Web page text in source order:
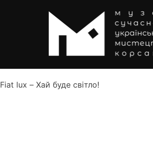
Fiat lux – Хай буде світло!